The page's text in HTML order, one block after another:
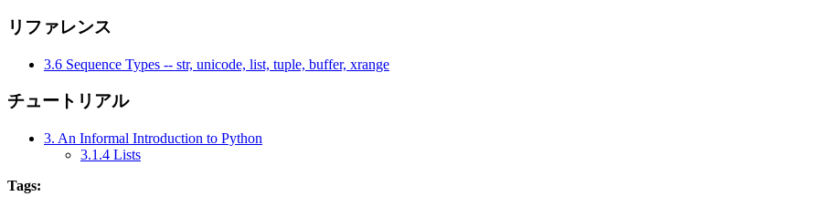
リファレンス
3.6 Sequence Types -- str, unicode, list, tuple, buffer, xrange
チュートリアル
3. An Informal Introduction to Python
3.1.4 Lists
Tags: